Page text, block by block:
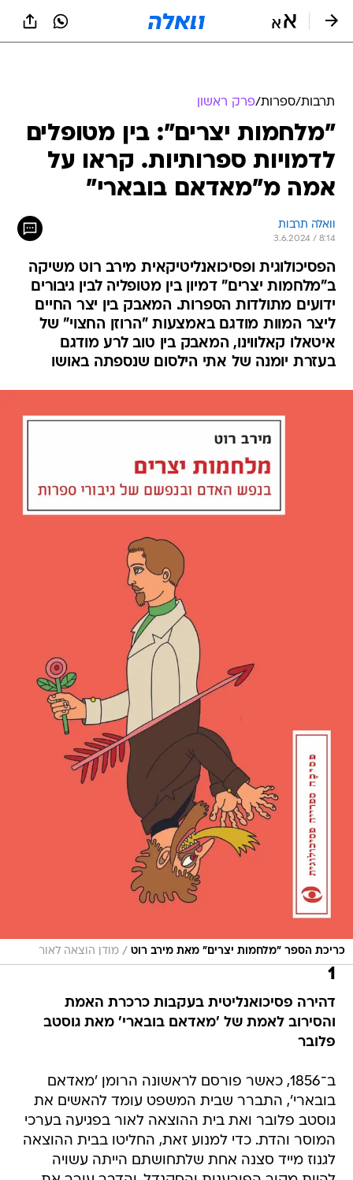
תרבות/ספרות/פרק ראשון
"מלחמות יצרים": בין מטופלים
לדמויות ספרותיות. קראו על
אמה מ"מאדאם בובארי"
וואלה תרבות
3.6.2024 / 8:14
הפסיכולוגית ופסיכואנליטיקאית מירב רוט משיקה
ב"מלחמות יצרים" דמיון בין מטופליה לבין גיבורים
ידועים מתולדות הספרות. המאבק בין יצר החיים
ליצר המוות מודגם באמצעות "הרוזן החצוי" של
איטאלו קאלווינו, המאבק בין טוב לרע מודגם
בעזרת יומנה של אתי הילסום שנספתה באושו
כריכת הספר "מלחמות יצרים" מאת מירב רוט / מודן הוצאה לאור
1
דהירה פסיכואנליטית בעקבות כרכרת האמת
והסירוב לאמת של 'מאדאם בובארי' מאת גוסטב
פלובר
ב־1856, כאשר פורסם לראשונה הרומן 'מאדאם
בובארי', התברר שבית המשפט עומד להאשים את
גוסטב פלובר ואת בית ההוצאה לאור בפגיעה בערכי
המוסר והדת. כדי למנוע זאת, החליטו בבית ההוצאה
לגנוז מייד סצנה אחת שלתחושתם הייתה עשויה